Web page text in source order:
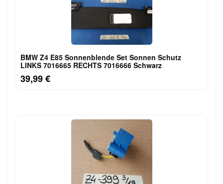
BMW Z4 E85 Sonnenblende Set Sonnen Schutz
LINKS 7016665 RECHTS 7016666 Schwarz
39,99 €